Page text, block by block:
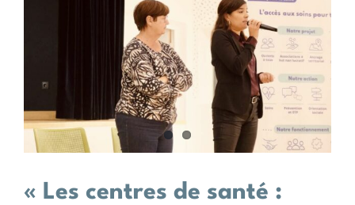
Centres de santé
Actions
Actualités
Offres d’emploi
« Les centres de santé :